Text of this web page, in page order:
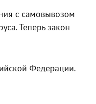
с самовывозом
Теперь закон
Федерации.